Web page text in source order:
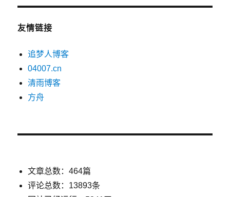
友情链接
追梦人博客
04007.cn
清雨博客
方舟
文章总数：464篇
评论总数：13893条